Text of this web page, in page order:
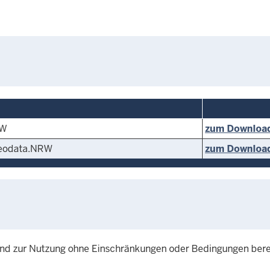
zum
zum
zur Nutzung ohne Einschränkungen oder Bedingungen